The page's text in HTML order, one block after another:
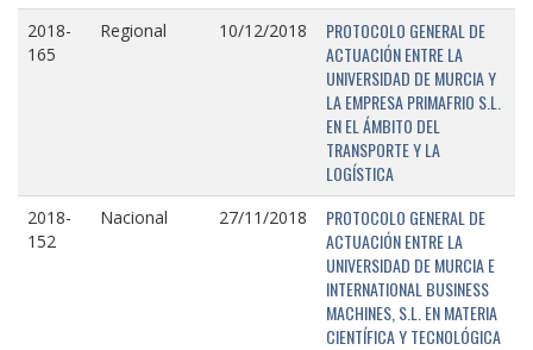
2018-
165
Regional 10/12/2018
PROTOCOLO GENERAL DE
ACTUACIÓN ENTRE LA
UNIVERSIDAD DE MURCIA Y
LA EMPRESA PRIMAFRIO S.L.
EN EL ÁMBITO DEL
TRANSPORTE Y LA
LOGÍSTICA
2018-
152
Nacional 27/11/2018
PROTOCOLO GENERAL DE
ACTUACIÓN ENTRE LA
UNIVERSIDAD DE MURCIA E
INTERNATIONAL BUSINESS
MACHINES, S.L. EN MATERIA
CIENTÍFICA Y TECNOLÓGICA